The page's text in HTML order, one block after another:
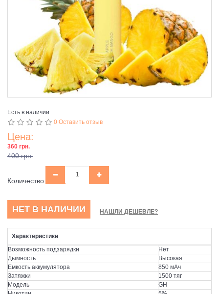
Есть в наличии
0 Оставить отзыв
Цена:
360 грн.
400 грн.
Количество
НЕТ В НАЛИЧИИ НАШЛИ ДЕШЕВЛЕ?
Характеристики
Возможность подзарядки
Нет
Дымность
Высокая
Емкость аккумулятора
850 мАч
Затяжки
1500 тяг
Модель
GH